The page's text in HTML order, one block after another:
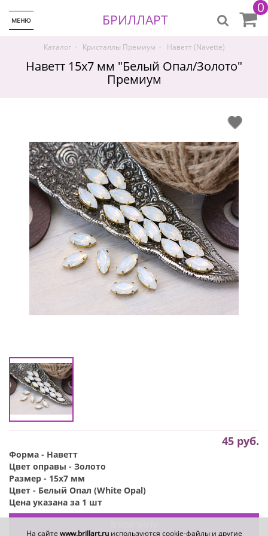
МЕНЮ БРИЛЛАРТ
0
Каталог - Кристаллы Премиум - Наветт (Navette)
Наветт 15х7 мм "Белый Опал/Золото"
Премиум
♡
45 руб.
Форма - Наветт
Цвет оправы - Золото
Размер - 15х7 мм
Цвет - Белый Опал (White Opal)
Цена указана за 1 шт
На сайте www.brillart.ruиспользуются cookie-файлы и другие